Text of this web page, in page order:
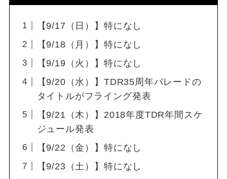
【9/17（日）】特になし
【9/18（月）】特になし
【9/19（火）】特になし
【9/20（水）】TDR35周年パレードの
タイトルがフライング発表
【9/21（木）】2018年度TDR年間スケ
ジュール発表
【9/22（金）】特になし
【9/23（土）】特になし